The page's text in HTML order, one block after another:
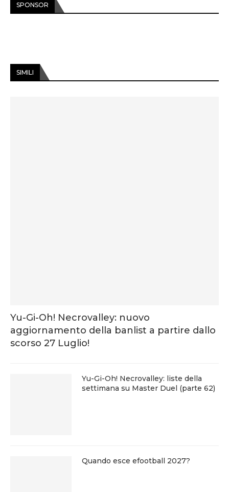
SPONSOR
SIMILI
Yu-Gi-Oh! Necrovalley: nuovo
aggiornamento della banlist a partire dallo
scorso 27 Luglio!
Yu-Gi-Oh! Necrovalley: liste della
settimana su Master Duel (parte 62)
Quando esce efootball 2027?